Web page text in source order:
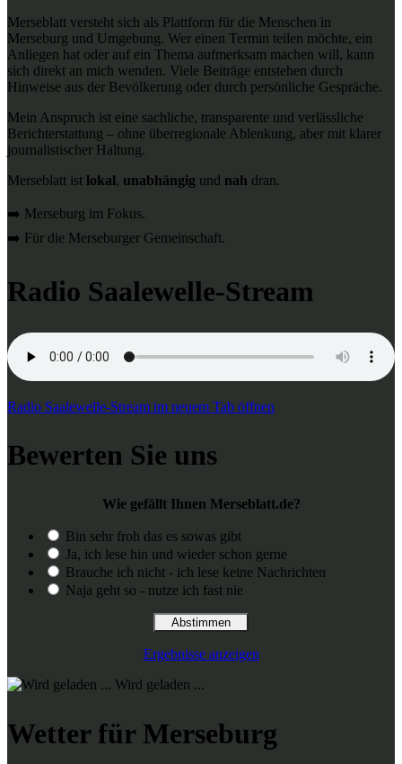
Merseblatt versteht sich als Plattform für die Menschen in
Merseburg und Umgebung. Wer einen Termin teilen möchte, ein
Anliegen hat oder auf ein Thema aufmerksam machen will, kann
sich direkt an mich wenden. Viele Beiträge entstehen durch
Hinweise aus der Bevölkerung oder durch persönliche Gespräche.
Mein Anspruch ist eine sachliche, transparente und verlässliche
Berichterstattung – ohne überregionale Ablenkung, aber mit klarer
journalistischer Haltung.
Merseblatt ist lokal, unabhängig und nah dran.
➡️ Merseburg im Fokus.
➡️ Für die Merseburger Gemeinschaft.
Radio Saalewelle-Stream
Radio Saalewelle-Stream im neuem Tab öffnen
Bewerten Sie uns
Wie gefällt Ihnen Merseblatt.de?
Bin sehr froh das es sowas gibt
Ja, ich lese hin und wieder schon gerne
Brauche ich nicht - ich lese keine Nachrichten
Naja geht so - nutze ich fast nie
Ergebnisse anzeigen
Wird geladen ...
Wetter für Merseburg